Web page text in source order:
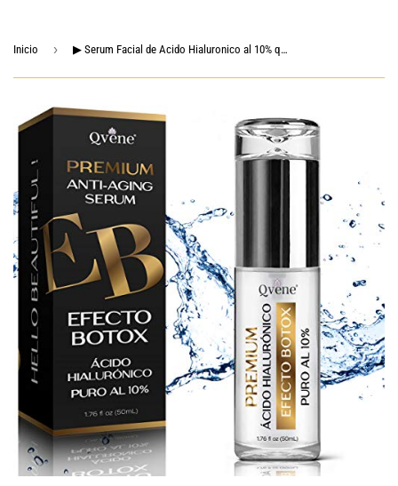
Inicio › ▶ Serum Facial de Acido Hialuronico al 10% que Hidrata, Rejuvenece y Reafirma la Piel del Rostro, Suero Hidratante Efecto Botox, 50 ml